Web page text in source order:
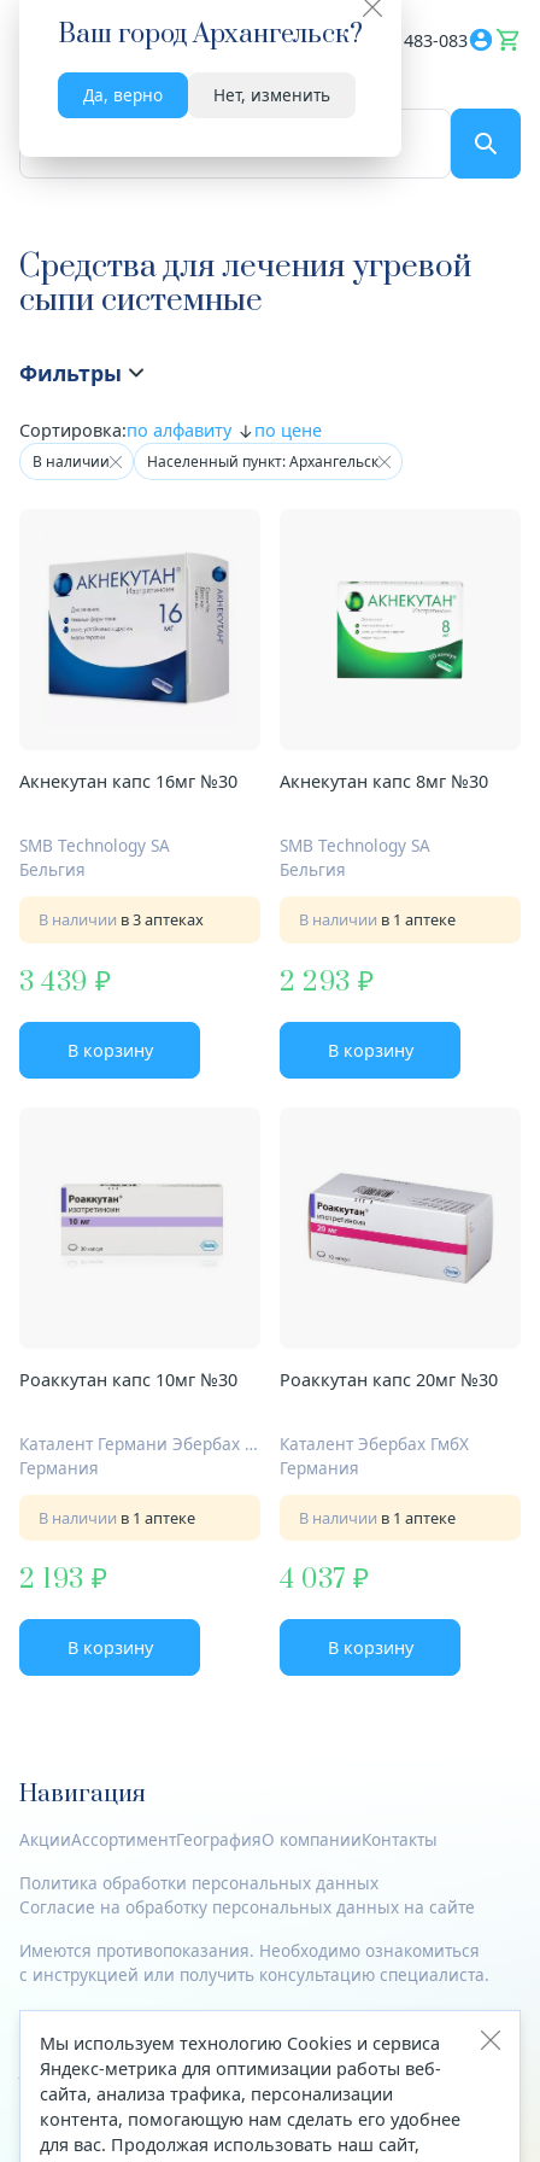
Ваш городАрхангельск?
Да, верно Нет, изменить
Весь сайт 8182 483-083
Средства для лечения угревой
сыпи системные
Фильтры
Сортировка:по алфавиту по цене
В наличии Населенный пункт: Архангельск
Акнекутан капс 16мг №30
SMB Technology SA
Бельгия
В наличии в 3 аптеках
3 439
В корзину
Акнекутан капс 8мг №30
SMB Technology SA
Бельгия
В наличии в 1 аптеке
2 293
В корзину
Роаккутан капс 10мг №30
Каталент Германи Эбербах ГмбХ
Германия
В наличии в 1 аптеке
2 193
В корзину
Роаккутан капс 20мг №30
Каталент Эбербах ГмбХ
Германия
В наличии в 1 аптеке
4 037
В корзину
Навигация
АкцииАссортиментГеографияО компанииКонтакты
Политика обработки персональных данных
Согласие на обработку персональных данных на сайте
Имеются противопоказания. Необходимо ознакомиться
с инструкцией или получить консультацию специалиста.
© 2023—2026 Все права защищены.
Адрес
Архангельск, ул. Папанина, д. 19 (вход в здание со стороны
автоцентра «Тойота»)
Мы используем технологию Cookies и сервиса
Яндекс-метрика для оптимизации работы веб-
сайта, анализа трафика, персонализации
контента, помогающую нам сделать его удобнее
для вас. Продолжая использовать наш сайт,